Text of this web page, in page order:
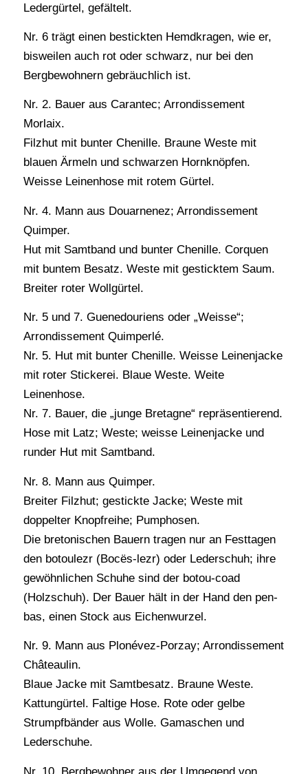
Ledergürtel, gefältelt.
Nr. 6 trägt einen bestickten Hemdkragen, wie er,
bisweilen auch rot oder schwarz, nur bei den
Bergbewohnern gebräuchlich ist.
Nr. 2. Bauer aus Carantec; Arrondissement
Morlaix.
Filzhut mit bunter Chenille. Braune Weste mit
blauen Ärmeln und schwarzen Hornknöpfen.
Weisse Leinenhose mit rotem Gürtel.
Nr. 4. Mann aus Douarnenez; Arrondissement
Quimper.
Hut mit Samtband und bunter Chenille. Corquen
mit buntem Besatz. Weste mit gesticktem Saum.
Breiter roter Wollgürtel.
Nr. 5 und 7. Guenedouriens oder „Weisse“;
Arrondissement Quimperlé.
Nr. 5. Hut mit bunter Chenille. Weisse Leinenjacke
mit roter Stickerei. Blaue Weste. Weite
Leinenhose.
Nr. 7. Bauer, die „junge Bretagne“ repräsentierend.
Hose mit Latz; Weste; weisse Leinenjacke und
runder Hut mit Samtband.
Nr. 8. Mann aus Quimper.
Breiter Filzhut; gestickte Jacke; Weste mit
doppelter Knopfreihe; Pumphosen.
Die bretonischen Bauern tragen nur an Festtagen
den botoulezr (Восёs-lezr) oder Lederschuh; ihre
gewöhnlichen Schuhe sind der botou-coad
(Holzschuh). Der Bauer hält in der Hand den pen-
bas, einen Stock aus Eichenwurzel.
Nr. 9. Mann aus Plonévez-Porzay; Arrondissement
Châteaulin.
Blaue Jacke mit Samtbesatz. Braune Weste.
Kattungürtel. Faltige Hose. Rote oder gelbe
Strumpfbänder aus Wolle. Gamaschen und
Lederschuhe.
Nr. 10. Bergbewohner aus der Umgegend von